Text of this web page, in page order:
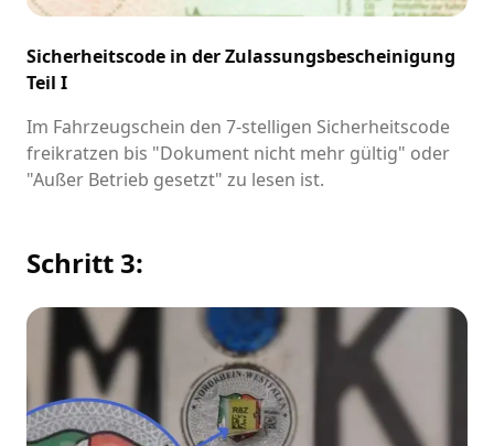
Sicherheitscode in der Zulassungsbescheinigung
Teil I
Im Fahrzeugschein den 7-stelligen Sicherheitscode
freikratzen bis "Dokument nicht mehr gültig" oder
"Außer Betrieb gesetzt" zu lesen ist.
Schritt 3: